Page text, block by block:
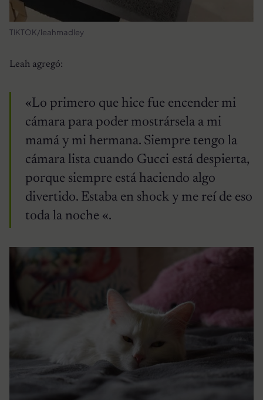
TIKTOK/leahmadley
Leah agregó:
«Lo primero que hice fue encender mi
cámara para poder mostrársela a mi
mamá y mi hermana. Siempre tengo la
cámara lista cuando Gucci está despierta,
porque siempre está haciendo algo
divertido. Estaba en shock y me reí de eso
toda la noche «.